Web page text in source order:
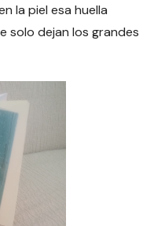
la piel esa huella
solo dejan los grandes